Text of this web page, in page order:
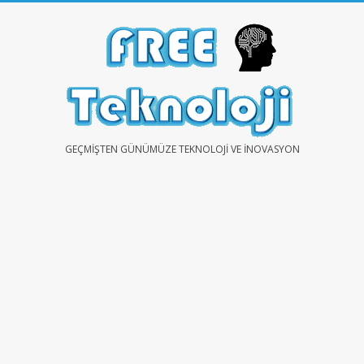
FREEGEÇMIŞTEN GÜNÜMÜZE TEKNOLOJI VE İNOVASYON